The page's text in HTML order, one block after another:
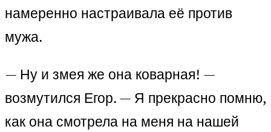
намеренно настраивала её против
мужа.
— Ну и змея же она коварная! —
возмутился Егор. — Я прекрасно помню,
как она смотрела на меня на нашей